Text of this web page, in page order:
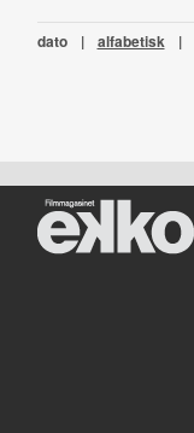
dato | alfabetisk |